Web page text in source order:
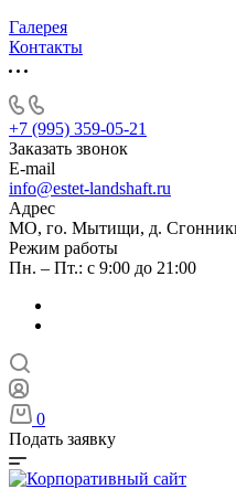
Галерея
Контакты
+7 (995) 359-05-21
Заказать звонок
E-mail
info@estet-landshaft.ru
Адрес
МО, го. Мытищи, д.
Режим работы
Пн. – Пт.: с 9:00 до 21:00
0
Подать заявку